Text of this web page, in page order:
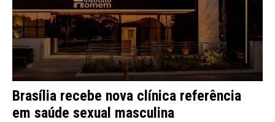
Brasília recebe nova clínica referência
em saúde sexual masculina